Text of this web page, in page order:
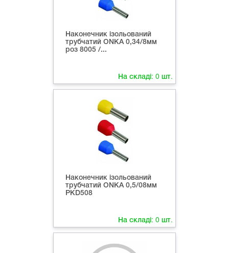
Наконечник ізольований
трубчатий ONKA 0,34/8мм
роз 8005 /...
На складі: 0 шт.
Наконечник ізольований
трубчатий ONKA 0,5/08мм
PKD508
На складі: 0 шт.